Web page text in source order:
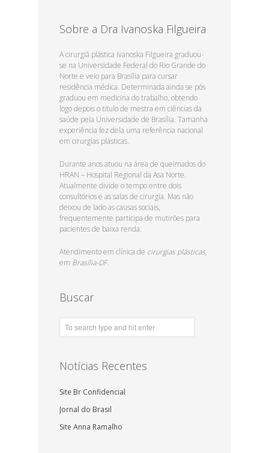
Sobre a Dra Ivanoska Filgueira
A cirurgiã plástica Ivanoska Filgueira graduou-
se na Universidade Federal do Rio Grande do
Norte e veio para Brasília para cursar
residência médica. Determinada ainda se pós
graduou em medicina do trabalho, obtendo
logo depois o titulo de mestra em ciências da
saúde pela Universidade de Brasília. Tamanha
experiência fez dela uma referência nacional
em cirurgias plásticas.
Durante anos atuou na área de queimados do
HRAN – Hospital Regional da Asa Norte.
Atualmente divide o tempo entre dois
consultórios e as salas de cirurgia. Mas não
deixou de lado as causas sociais,
frequentemente participa de mutirões para
pacientes de baixa renda.
Atendimento em clínica de cirurgias plásticas,
em Brasília-DF.
Buscar
Notícias Recentes
Site Br Confidencial
Jornal do Brasil
Site Anna Ramalho